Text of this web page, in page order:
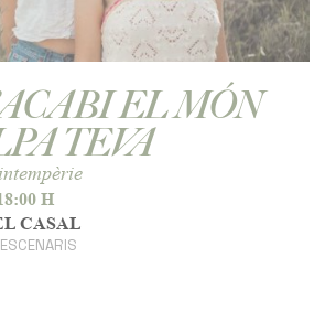
EL MÓN
TEVA
H
CASAL